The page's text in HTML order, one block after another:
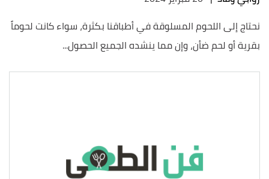
نحتاج إلى اللحوم المسلوقة في أطباقنا بكثرة، سواء كانت لحوماً
بقرية أو لحم ضأن، وإن مما ينشده الجميع الحصول...